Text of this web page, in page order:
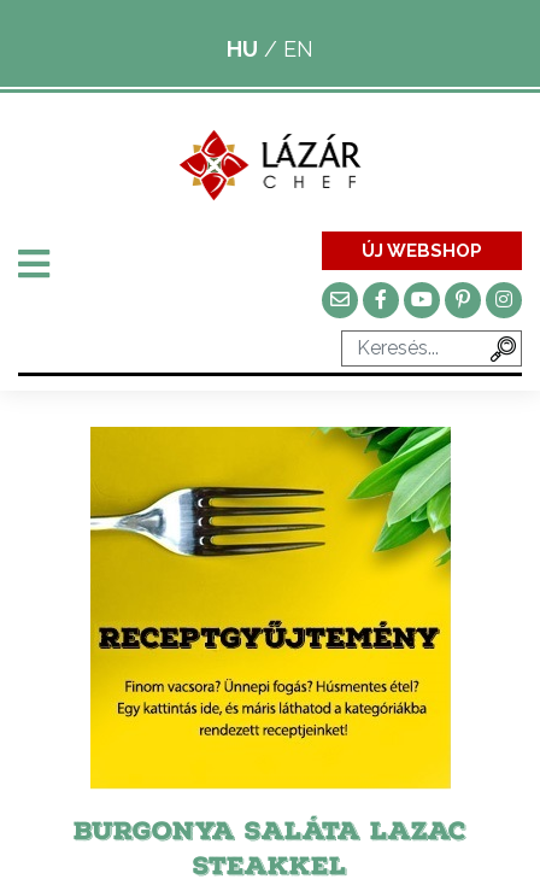
HU / EN
ÚJ WEBSHOP
BURGONYA SALÁTA LAZAC
STEAKKEL